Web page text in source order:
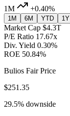
1M
+0.40%
1M 6M YTD 1Y
Market Cap $4.3T
P/E Ratio 17.67x
Div. Yield 0.30%
ROE 50.84%
Bulios Fair Price
$251.35
29.5% downside